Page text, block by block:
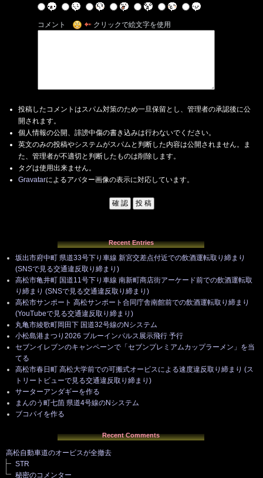
コメント クリックで絵文字を使用
投稿したコメントはスパム対策のため一旦保留とし、管理者の承認後に公
開されます。
個人情報の公開、誹謗中傷の書き込みは行わないでください。
英文のみの投稿やシステムがスパムと判断した内容は公開されません。ま
た、管理者が不適切と判断したものは削除します。
タグは使用出来ません。
Gravatarによるアバター画像の表示に対応しています。
Recent Entries
坂出市府中町 県道33号下り車線 新宮交差点付近での飲酒運転取り締まり
(SNSで見る交通違反取り締まり)
高松市亀井町 国道11号下り車線 南新町商店街アーケード前での飲酒運転取
り締まり (SNSで見る交通違反取り締まり)
高松市サンポート 高松サンポート合同庁舎南館前での飲酒運転取り締まり
(YouTubeで見る交通違反取り締まり)
丸亀市綾歌町岡田下 国道32号線のNシステム
小松島港まつり2026 ブルーインパルス展示飛行 予行
セブンイレブンのキャンペーンで「セブンプレミアムカップラーメン」を当
てる
高松市春日町 高松大学前での可搬式オービスによる速度違反取り締まり (ス
トリートビューで見る交通違反取り締まり)
サーターアンダギーを作る
まんのう町七箇 県道4号線のNシステム
ブコパイを作る
Recent Comments
高松自動車道のオービスが全撤去
STR
秘密のコメンター